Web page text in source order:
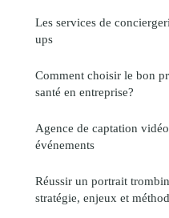
Les services de
ups
Comment choisir le bon
santé en entreprise?
Agence de captation
événements
Réussir un portrait
stratégie, enjeux et